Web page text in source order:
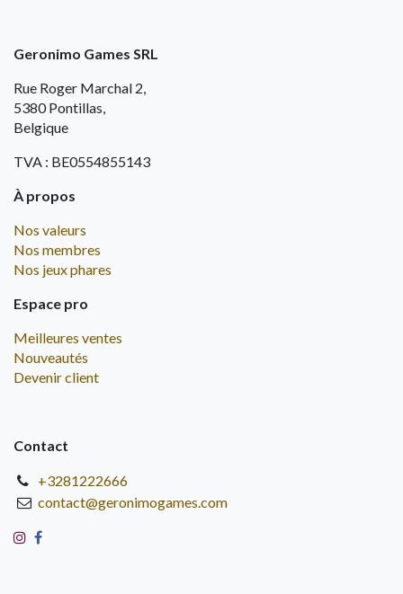
Geronimo Games SRL
Rue Roger Marchal 2,
5380 Pontillas,
Belgique
TVA : BE0554855143
À propos
Nos valeurs
Nos membres
Nos jeux phares
Espace pro
Meilleures ventes
Nouveautés
Devenir client
Contact
+3281222666
contact@geronimogames.com